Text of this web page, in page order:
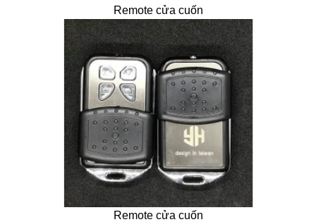
Remote cửa cuốn
Remote cửa cuốn